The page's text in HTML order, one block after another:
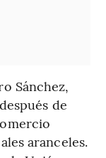
Sánchez,
de
aranceles.